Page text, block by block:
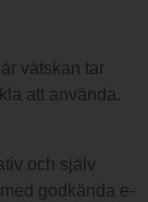
vätskan tar
att använda.
och själv
godkända e-